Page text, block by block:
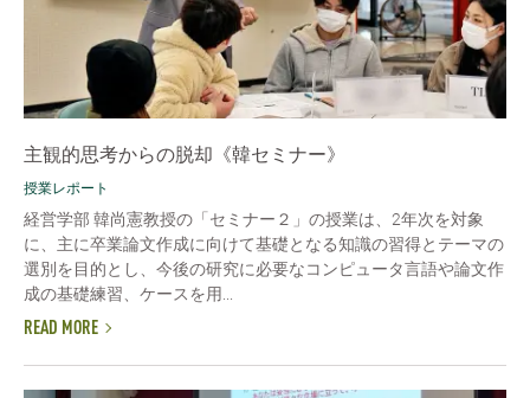
主観的思考からの脱却《韓セミナー》
授業レポート
経営学部 韓尚憲教授の「セミナー２」の授業は、2年次を対象
に、主に卒業論文作成に向けて基礎となる知識の習得とテーマの
選別を目的とし、今後の研究に必要なコンピュータ言語や論文作
成の基礎練習、ケースを用...
READ MORE